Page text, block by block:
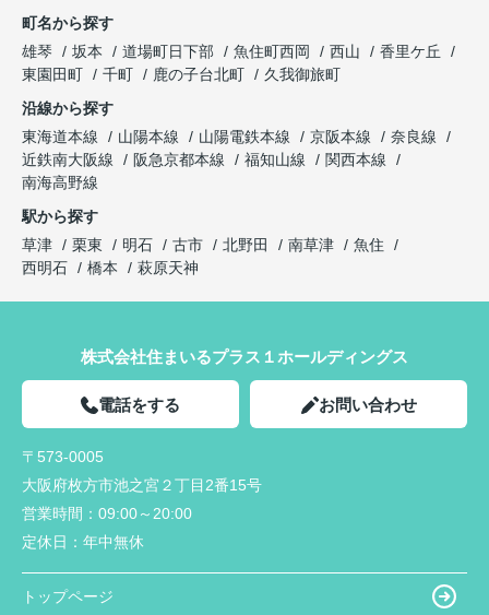
町名から探す
雄琴
坂本 道場町日下部 魚住町西岡 西山
香里ケ丘
東園田町
千町 鹿の子台北町
久我御旅町
沿線から探す
東海道本線
山陽本線 山陽電鉄本線 京阪本線
奈良線
近鉄南大阪線
阪急京都本線 福知山線
関西本線
南海高野線
駅から探す
草津
栗東 明石 古市 北野田 南草津
魚住
西明石
橋本 萩原天神
株式会社住まいるプラス１ホールディングス
電話をする お問い合わせ
〒573-0005
大阪府枚方市池之宮２丁目2番15号
営業時間： 09:00～20:00
定休日： 年中無休
トップページ